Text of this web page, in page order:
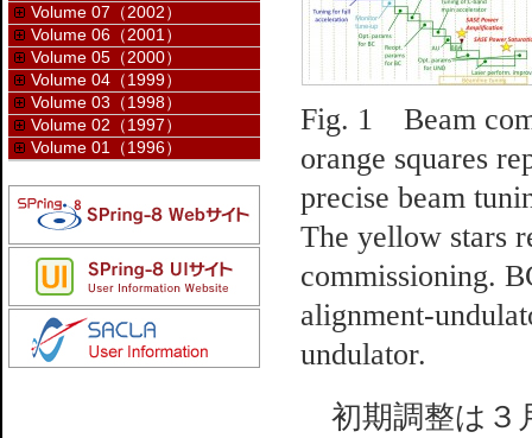
Fig. 1 Beam
orange squares
precise beam
The yellow stars
commissioning.
alignment-
undulator.
初期調整は３
Volume 07（2002）
Volume 06（2001）
Volume 05（2000）
Volume 04（1999）
Volume 03（1998）
Volume 02（1997）
Volume 01（1996）